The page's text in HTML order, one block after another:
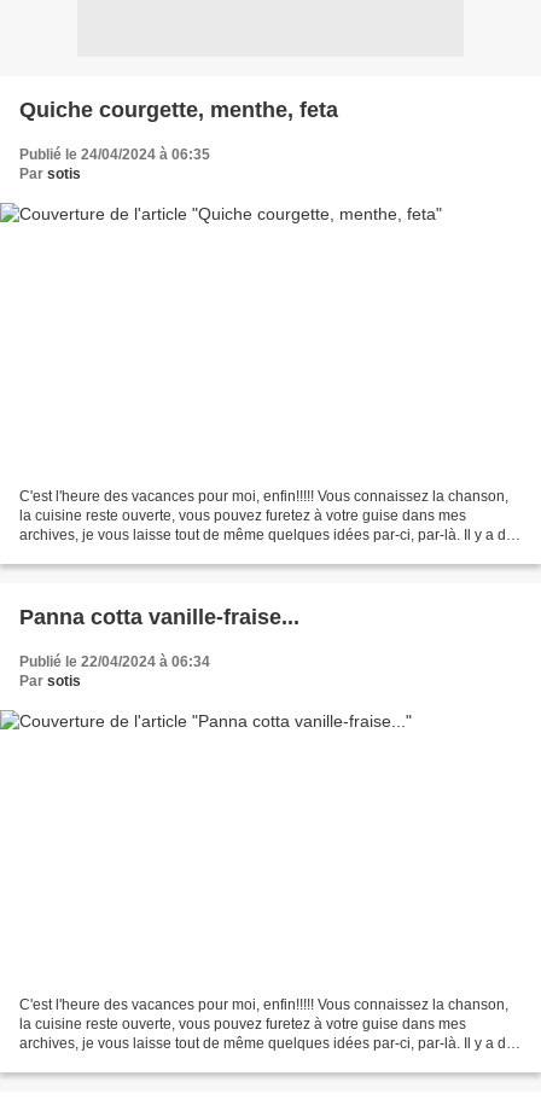
Quiche courgette, menthe, feta
Publié le 24/04/2024 à 06:35
Par sotis
C'est l'heure des vacances pour moi, enfin!!!!! Vous connaissez la chanson,
la cuisine reste ouverte, vous pouvez furetez à votre guise dans mes
archives, je vous laisse tout de même quelques idées par-ci, par-là. Il y a des
Panna cotta vanille-fraise...
Publié le 22/04/2024 à 06:34
Par sotis
C'est l'heure des vacances pour moi, enfin!!!!! Vous connaissez la chanson,
la cuisine reste ouverte, vous pouvez furetez à votre guise dans mes
archives, je vous laisse tout de même quelques idées par-ci, par-là. Il y a des